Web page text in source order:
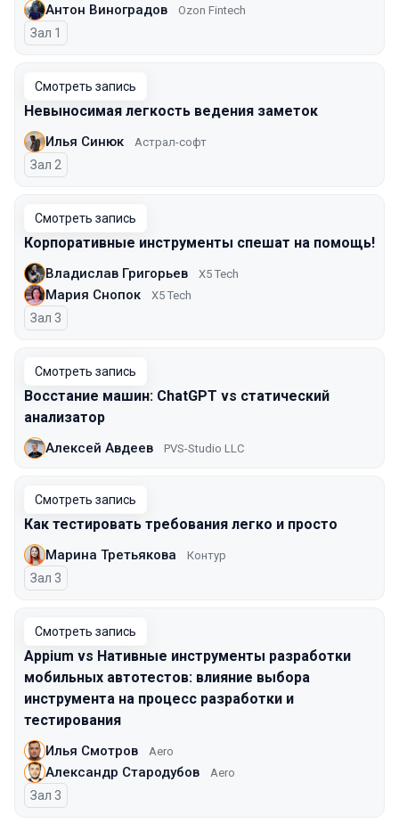
Антон Виноградов Ozon Fintech
Зал 1
Смотреть запись
Невыносимая легкость ведения заметок
Илья Синюк Астрал-софт
Зал 2
Смотреть запись
Корпоративные инструменты спешат на помощь!
Владислав Григорьев X5 Tech
Мария Снопок X5 Tech
Зал 3
Смотреть запись
Восстание машин: ChatGPT vs статический
анализатор
Алексей Авдеев PVS-Studio LLC
Смотреть запись
Как тестировать требования легко и просто
Марина Третьякова Контур
Зал 3
Смотреть запись
Appium vs Нативные инструменты разработки
мобильных автотестов: влияние выбора
инструмента на процесс разработки и
тестирования
Илья Смотров Aero
Александр Стародубов Aero
Зал 3